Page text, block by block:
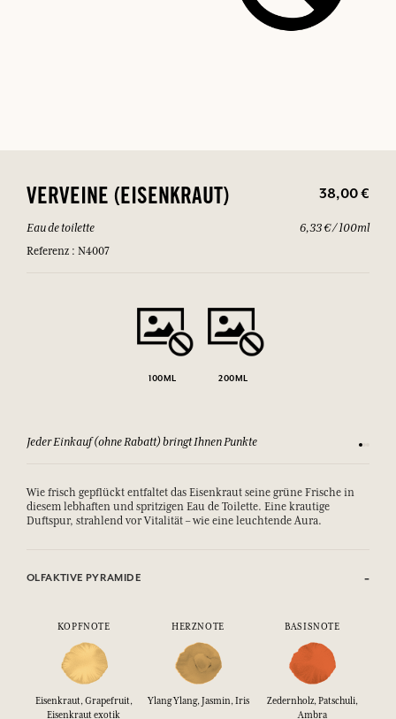
VERVEINE (EISENKRAUT) 38,00 €
Eau de toilette
Referenz : N4007
6,33 € / 100ml
100ML 200ML
Jeder Einkauf (ohne Rabatt) bringt Ihnen Punkte Sehen
Wie frisch gepflückt entfaltet das Eisenkraut seine grüne Frische in
diesem lebhaften und spritzigen Eau de Toilette. Eine krautige
Duftspur, strahlend vor Vitalität – wie eine leuchtende Aura.
OLFAKTIVE PYRAMIDE
KOPFNOTE HERZNOTE BASISNOTE
Eisenkraut, Grapefruit,
Eisenkraut exotik
Ylang Ylang, Jasmin, Iris
Zedernholz, Patschuli,
Ambra